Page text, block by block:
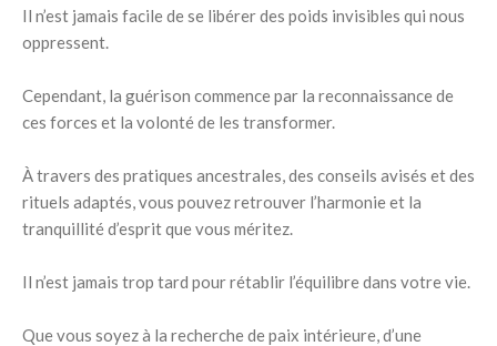
Il n’est jamais facile de se libérer des poids invisibles qui nous
oppressent.
Cependant, la guérison commence par la reconnaissance de
ces forces et la volonté de les transformer.
À travers des pratiques ancestrales, des conseils avisés et des
rituels adaptés, vous pouvez retrouver l’harmonie et la
tranquillité d’esprit que vous méritez.
Il n’est jamais trop tard pour rétablir l’équilibre dans votre vie.
Que vous soyez à la recherche de paix intérieure, d’une